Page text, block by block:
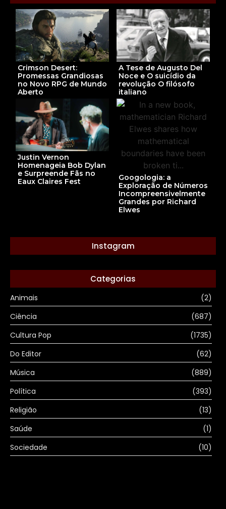
Crimson Desert:
Promessas Grandiosas
no Novo RPG de Mundo
Aberto
A Tese de Augusto Del
Noce e O suicídio da
revolução O filósofo
italiano
Justin Vernon
Homenageia Bob Dylan
e Surpreende Fãs no
Eaux Claires Fest
Googologia: a
Exploração de Números
Incompreensivelmente
Grandes por Richard
Elwes
Instagram
Categorias
Animais
(2)
Ciência
(687)
Cultura Pop
(1735)
Do Editor
(62)
Música
(889)
Política
(393)
Religião
(13)
Saúde
(1)
Sociedade
(10)